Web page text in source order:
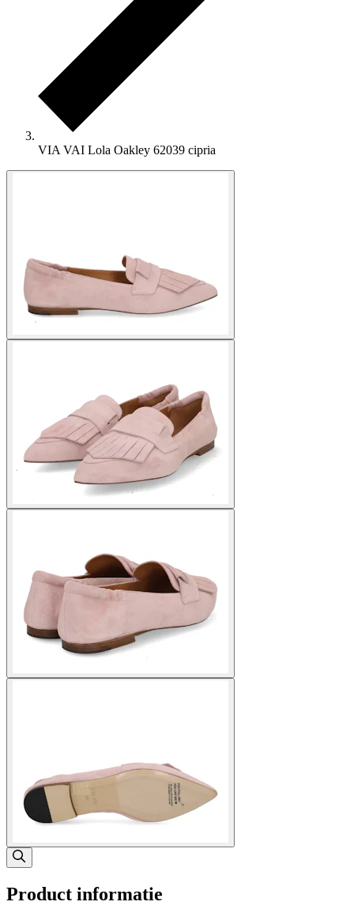
VIA VAI Lola Oakley 62039 cipria
Product informatie